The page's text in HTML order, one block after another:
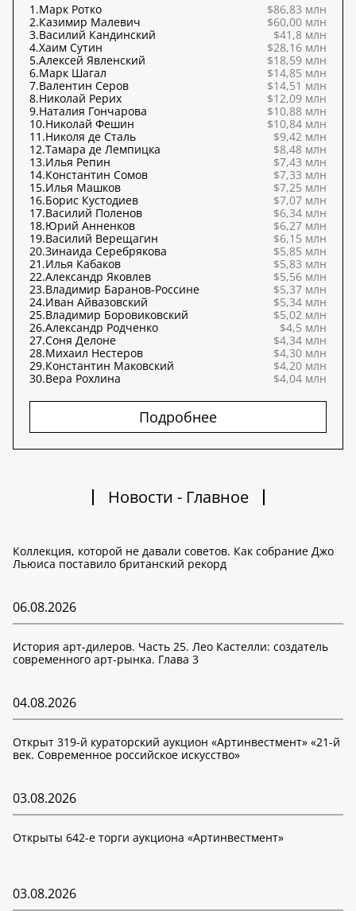
1.Марк Ротко
$86,83 млн
2.Казимир Малевич
$60,00 млн
3.Василий Кандинский
$41,8 млн
4.Хаим Сутин
$28,16 млн
5.Алексей Явленский
$18,59 млн
6.Марк Шагал
$14,85 млн
7.Валентин Серов
$14,51 млн
8.Николай Рерих
$12,09 млн
9.Наталия Гончарова
$10,88 млн
10.Николай Фешин
$10,84 млн
11.Николя де Сталь
$9,42 млн
12.Тамара де Лемпицка
$8,48 млн
13.Илья Репин
$7,43 млн
14.Константин Сомов
$7,33 млн
15.Илья Машков
$7,25 млн
16.Борис Кустодиев
$7,07 млн
17.Василий Поленов
$6,34 млн
18.Юрий Анненков
$6,27 млн
19.Василий Верещагин
$6,15 млн
20.Зинаида Серебрякова
$5,85 млн
21.Илья Кабаков
$5,83 млн
22.Александр Яковлев
$5,56 млн
23.Владимир Баранов-Россине
$5,37 млн
24.Иван Айвазовский
$5,34 млн
25.Владимир Боровиковский
$5,02 млн
26.Александр Родченко
$4,5 млн
27.Соня Делоне
$4,34 млн
28.Михаил Нестеров
$4,30 млн
29.Константин Маковский
$4,20 млн
30.Вера Рохлина $4,04 млн
Подробнее
Новости - Главное
Коллекция, которой не давали советов. Как собрание Джо
Льюиса поставило британский рекорд
06.08.2026
История арт-дилеров. Часть 25. Лео Кастелли: создатель
современного арт-рынка. Глава 3
04.08.2026
Открыт 319-й кураторский аукцион «Артинвестмент» «21-й
век. Современное российское искусство»
03.08.2026
Открыты 642-е торги аукциона «Артинвестмент»
03.08.2026